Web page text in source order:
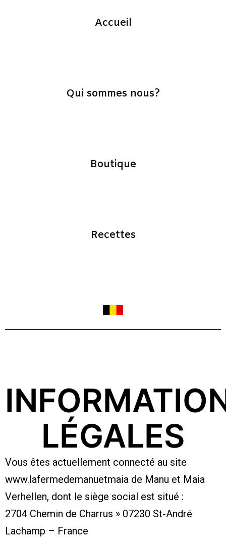
Accueil
Qui sommes nous?
Boutique
Recettes
LÉGALES
Vous êtes actuellement connecté au site
www.lafermedemanuetmaia de Manu et Maia
Verhellen, dont le siège social est situé :
2704 Chemin de Charrus » 07230 St-André
Lachamp – France